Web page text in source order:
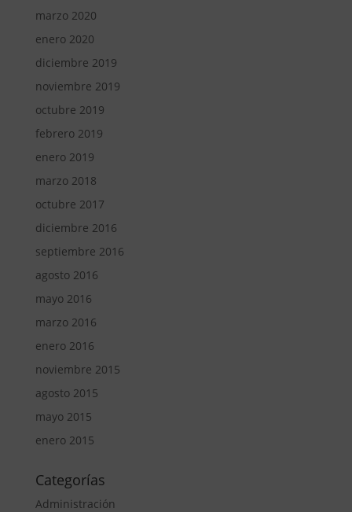
marzo 2020
enero 2020
diciembre 2019
noviembre 2019
octubre 2019
febrero 2019
enero 2019
marzo 2018
octubre 2017
diciembre 2016
septiembre 2016
agosto 2016
mayo 2016
marzo 2016
enero 2016
noviembre 2015
agosto 2015
mayo 2015
enero 2015
Categorías
Administración